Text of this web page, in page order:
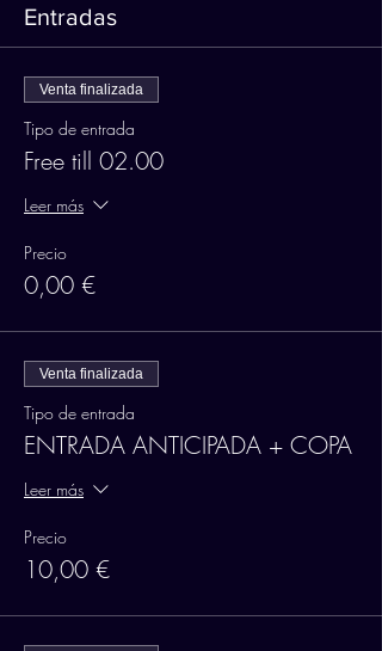
Entradas
Venta finalizada
Tipo de entrada
Free till 02.00
Leer más
Precio
0,00 €
Venta finalizada
Tipo de entrada
ENTRADA ANTICIPADA + COPA
Leer más
Precio
10,00 €